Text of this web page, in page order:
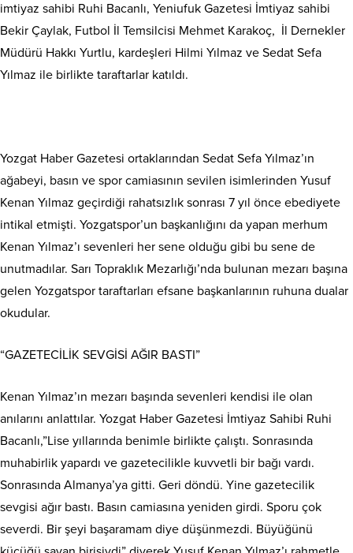
imtiyaz sahibi Ruhi Bacanlı, Yeniufuk Gazetesi İmtiyaz sahibi
Bekir Çaylak, Futbol İl Temsilcisi Mehmet Karakoç, İl Dernekler
Müdürü Hakkı Yurtlu, kardeşleri Hilmi Yılmaz ve Sedat Sefa
Yılmaz ile birlikte taraftarlar katıldı.
Yozgat Haber Gazetesi ortaklarından Sedat Sefa Yılmaz’ın
ağabeyi, basın ve spor camiasının sevilen isimlerinden Yusuf
Kenan Yılmaz geçirdiği rahatsızlık sonrası 7 yıl önce ebediyete
intikal etmişti. Yozgatspor’un başkanlığını da yapan merhum
Kenan Yılmaz’ı sevenleri her sene olduğu gibi bu sene de
unutmadılar. Sarı Topraklık Mezarlığı’nda bulunan mezarı başına
gelen Yozgatspor taraftarları efsane başkanlarının ruhuna dualar
okudular.
“GAZETECİLİK SEVGİSİ AĞIR BASTI”
Kenan Yılmaz’ın mezarı başında sevenleri kendisi ile olan
anılarını anlattılar. Yozgat Haber Gazetesi İmtiyaz Sahibi Ruhi
Bacanlı,”Lise yıllarında benimle birlikte çalıştı. Sonrasında
muhabirlik yapardı ve gazetecilikle kuvvetli bir bağı vardı.
Sonrasında Almanya’ya gitti. Geri döndü. Yine gazetecilik
sevgisi ağır bastı. Basın camiasına yeniden girdi. Sporu çok
severdi. Bir şeyi başaramam diye düşünmezdi. Büyüğünü